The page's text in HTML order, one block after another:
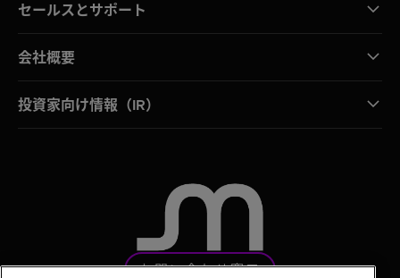
セールスとサポート
会社概要
投資家向け情報（IR）
お問い合わせ窓口